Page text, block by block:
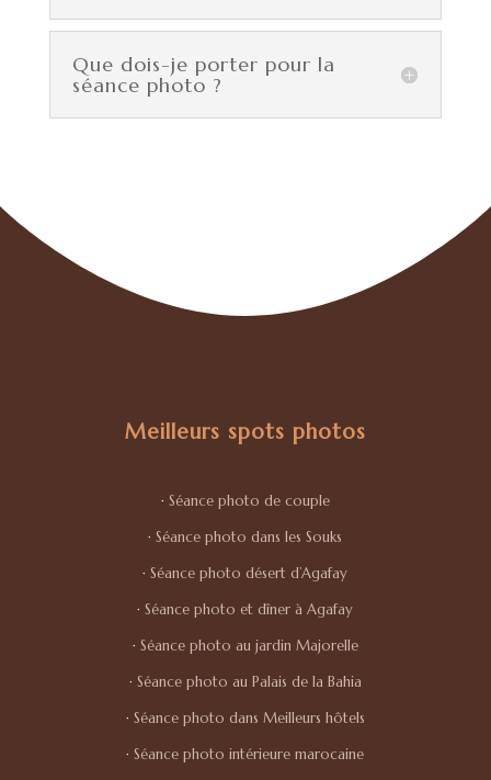
Que dois-je porter pour la
séance photo ?
Meilleurs spots photos
· Séance photo de couple
·Séance photo dans les Souks
·Séance photo désert d’Agafay
·Séance photo et dîner à Agafay
· Séance photo au jardin Majorelle
· Séance photo au Palais de la Bahia
· Séance photo dans Meilleurs hôtels
·Séance photo intérieure marocaine